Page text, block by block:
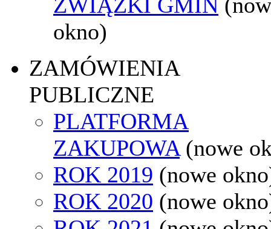
okno)
ZAMÓWIENIA
PUBLICZNE
PLATFORMA
ZAKUPOWA (nowe
ROK 2019 (nowe
ROK 2020 (nowe